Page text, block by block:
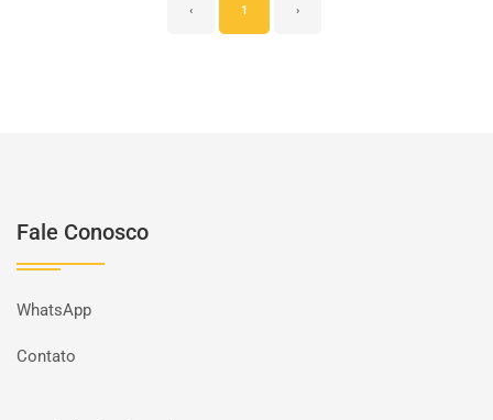
‹ 1 ›
Fale Conosco
WhatsApp
Contato